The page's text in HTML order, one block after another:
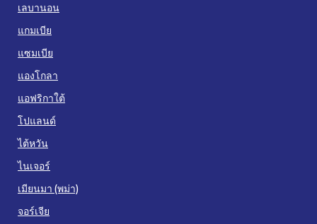
เลบานอน
แกมเบีย
แซมเบีย
แองโกลา
แอฟริกาใต้
โปแลนด์
ไต้หวัน
ไนเจอร์
เมียนมา (พม่า)
จอร์เจีย